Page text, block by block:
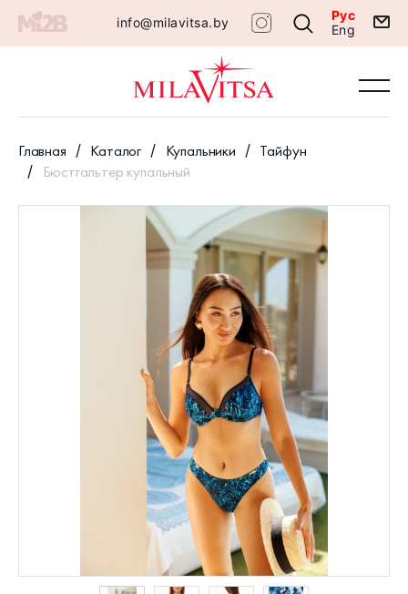
info@milavitsa.by
Рус
Eng
Главная Каталог Купальники
Тайфун
Бюстгальтер купальный